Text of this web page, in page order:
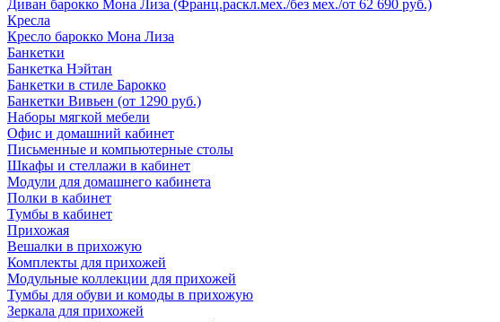
Диван барокко Мона Лиза (Франц.раскл.мех./без мех./от 62 690 руб.)
Кресла
Кресло барокко Мона Лиза
Банкетки
Банкетка Нэйтан
Банкетки в стиле Барокко
Банкетки Вивьен (от 1290 руб.)
Наборы мягкой мебели
Офис и домашний кабинет
Письменные и компьютерные столы
Шкафы и стеллажи в кабинет
Модули для домашнего кабинета
Полки в кабинет
Тумбы в кабинет
Прихожая
Вешалки в прихожую
Комплекты для прихожей
Модульные коллекции для прихожей
Тумбы для обуви и комоды в прихожую
Зеркала для прихожей